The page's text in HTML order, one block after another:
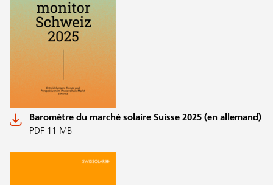
Baromètre du marché solaire Suisse 2025 (en allemand)
PDF 11 MB